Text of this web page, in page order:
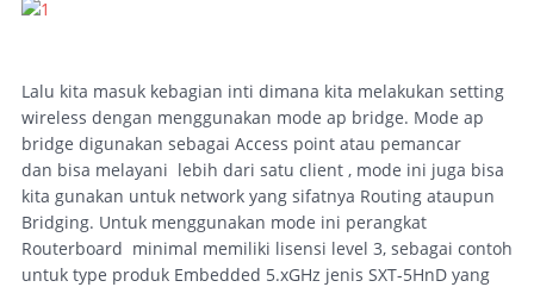
Lalu kita masuk kebagian inti dimana kita melakukan setting
wireless dengan menggunakan mode ap bridge. Mode ap
bridge digunakan sebagai Access point atau pemancar
dan bisa melayani lebih dari satu client , mode ini juga bisa
kita gunakan untuk network yang sifatnya Routing ataupun
Bridging. Untuk menggunakan mode ini perangkat
Routerboard minimal memiliki lisensi level 3, sebagai contoh
untuk type produk Embedded 5.xGHz jenis SXT-5HnD yang